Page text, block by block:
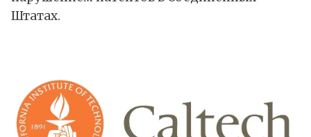
Штатах.